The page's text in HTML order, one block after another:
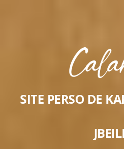
SITE PERSO DE
JBEILI